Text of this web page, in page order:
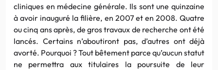
cliniques en médecine générale. Ils sont une quinzaine
à avoir inauguré la filière, en 2007 et en 2008. Quatre
ou cinq ans après, de gros travaux de recherche ont été
lancés. Certains n’aboutiront pas, d’autres ont déjà
avorté. Pourquoi ? Tout bêtement parce qu’aucun statut
ne permettra aux titulaires la poursuite de leur